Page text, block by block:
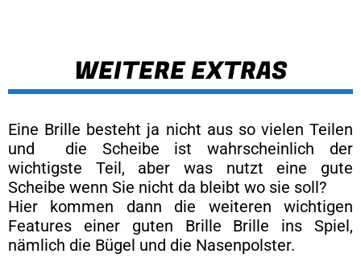
WEITERE EXTRAS
Eine Brille besteht ja nicht aus so vielen Teilen
und die Scheibe ist wahrscheinlich der
wichtigste Teil, aber was nutzt eine gute
Scheibe wenn Sie nicht da bleibt wo sie soll?
Hier kommen dann die weiteren wichtigen
Features einer guten Brille Brille ins Spiel,
nämlich die Bügel und die Nasenpolster.